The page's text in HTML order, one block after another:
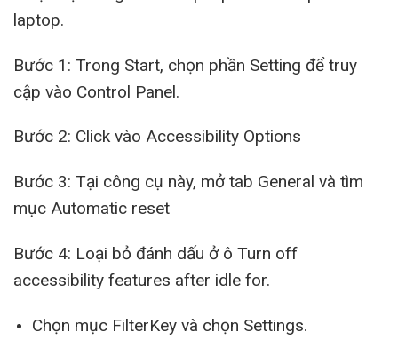
laptop.
Bước 1: Trong Start, chọn phần Setting để truy
cập vào Control Panel.
Bước 2: Click vào Accessibility Options
Bước 3: Tại công cụ này, mở tab General và tìm
mục Automatic reset
Bước 4: Loại bỏ đánh dấu ở ô Turn off
accessibility features after idle for.
Chọn mục FilterKey và chọn Settings.